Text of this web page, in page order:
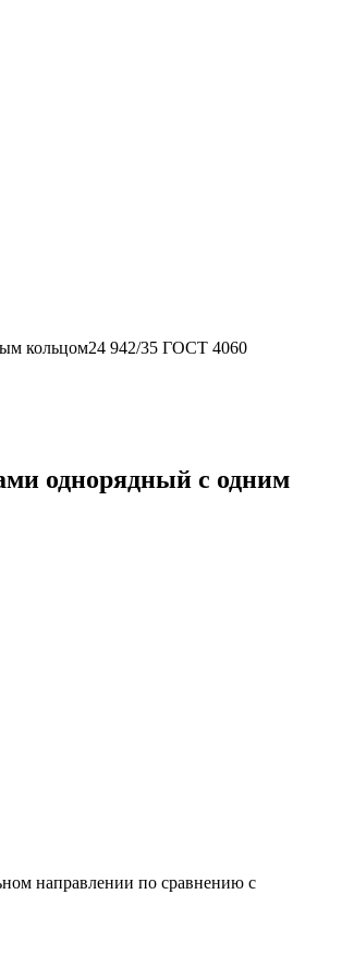
кольцом24 942/35 ГОСТ 4060
однорядный с одним
направлении по сравнению с